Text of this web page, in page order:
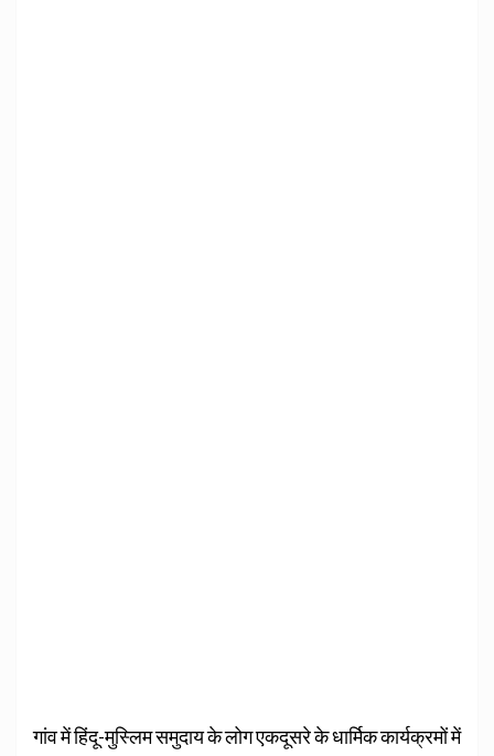
गांव में हिंदू-मुस्लिम समुदाय के लोग एकदूसरे के धार्मिक कार्यक्रमों में